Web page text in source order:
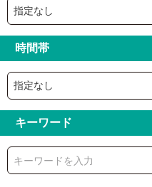
時間帯
キーワード